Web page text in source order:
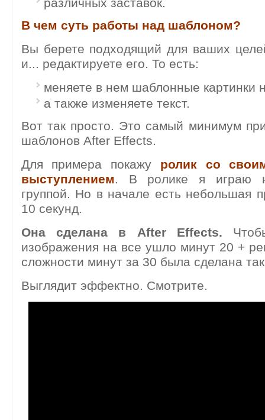
В чем суть работы над шаблоном?
Вы берете подходящий для ваших
и... редактируете его. То есть:
меняете в нем шаблонные картинки
а также изменяете текст.
Вот так просто. Это самый минимум
шаблонов After Effects.
Для примера покажу ролик со
выступлением. В ролике я играю
группой. Но в начале есть небольшая
10 секунд.
Она сделана в After Effects.
изображения на все ушло минут 20 +
сложности минут за 30 была сделана
Выглядит эффектно. Смотрите.